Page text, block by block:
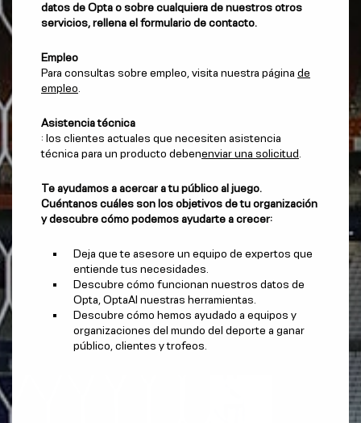
datos de Opta o sobre cualquiera de nuestros otros
servicios, rellena el formulario de contacto.
Empleo
Para consultas sobre empleo, visita nuestra página de
empleo
Asistencia técnica
: los clientes actuales que necesiten asistencia
técnica para un producto debenenviar una solicitud
Te ayudamos a acercar a tu público al juego.
Cuéntanos cuáles son los objetivos de tu organización
y descubre cómo podemos ayudarte a crecer:
Deja que te asesore un equipo de expertos que
entiende tus necesidades.
Descubre cómo funcionan nuestros datos de
Opta, OptaAI nuestras herramientas.
Descubre cómo hemos ayudado a equipos y
organizaciones del mundo del deporte a ganar
público, clientes y trofeos.